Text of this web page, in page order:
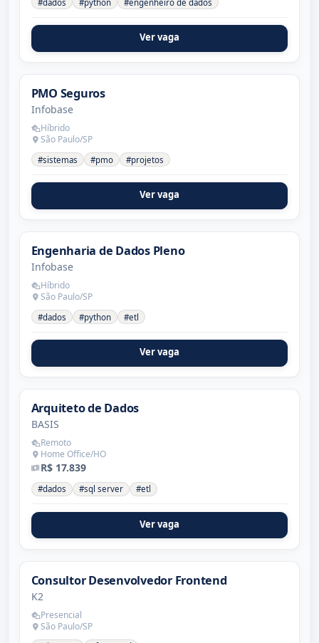
#dados #python #engenheiro de dados
Ver vaga
PMO Seguros
Infobase
Híbrido
São Paulo/SP
#sistemas #pmo #projetos
Ver vaga
Engenharia de Dados Pleno
Infobase
Híbrido
São Paulo/SP
#dados #python #etl
Ver vaga
Arquiteto de Dados
BASIS
Remoto
Home Office/HO
R$ 17.839
#dados #sql server #etl
Ver vaga
Consultor Desenvolvedor Frontend
K2
Presencial
São Paulo/SP